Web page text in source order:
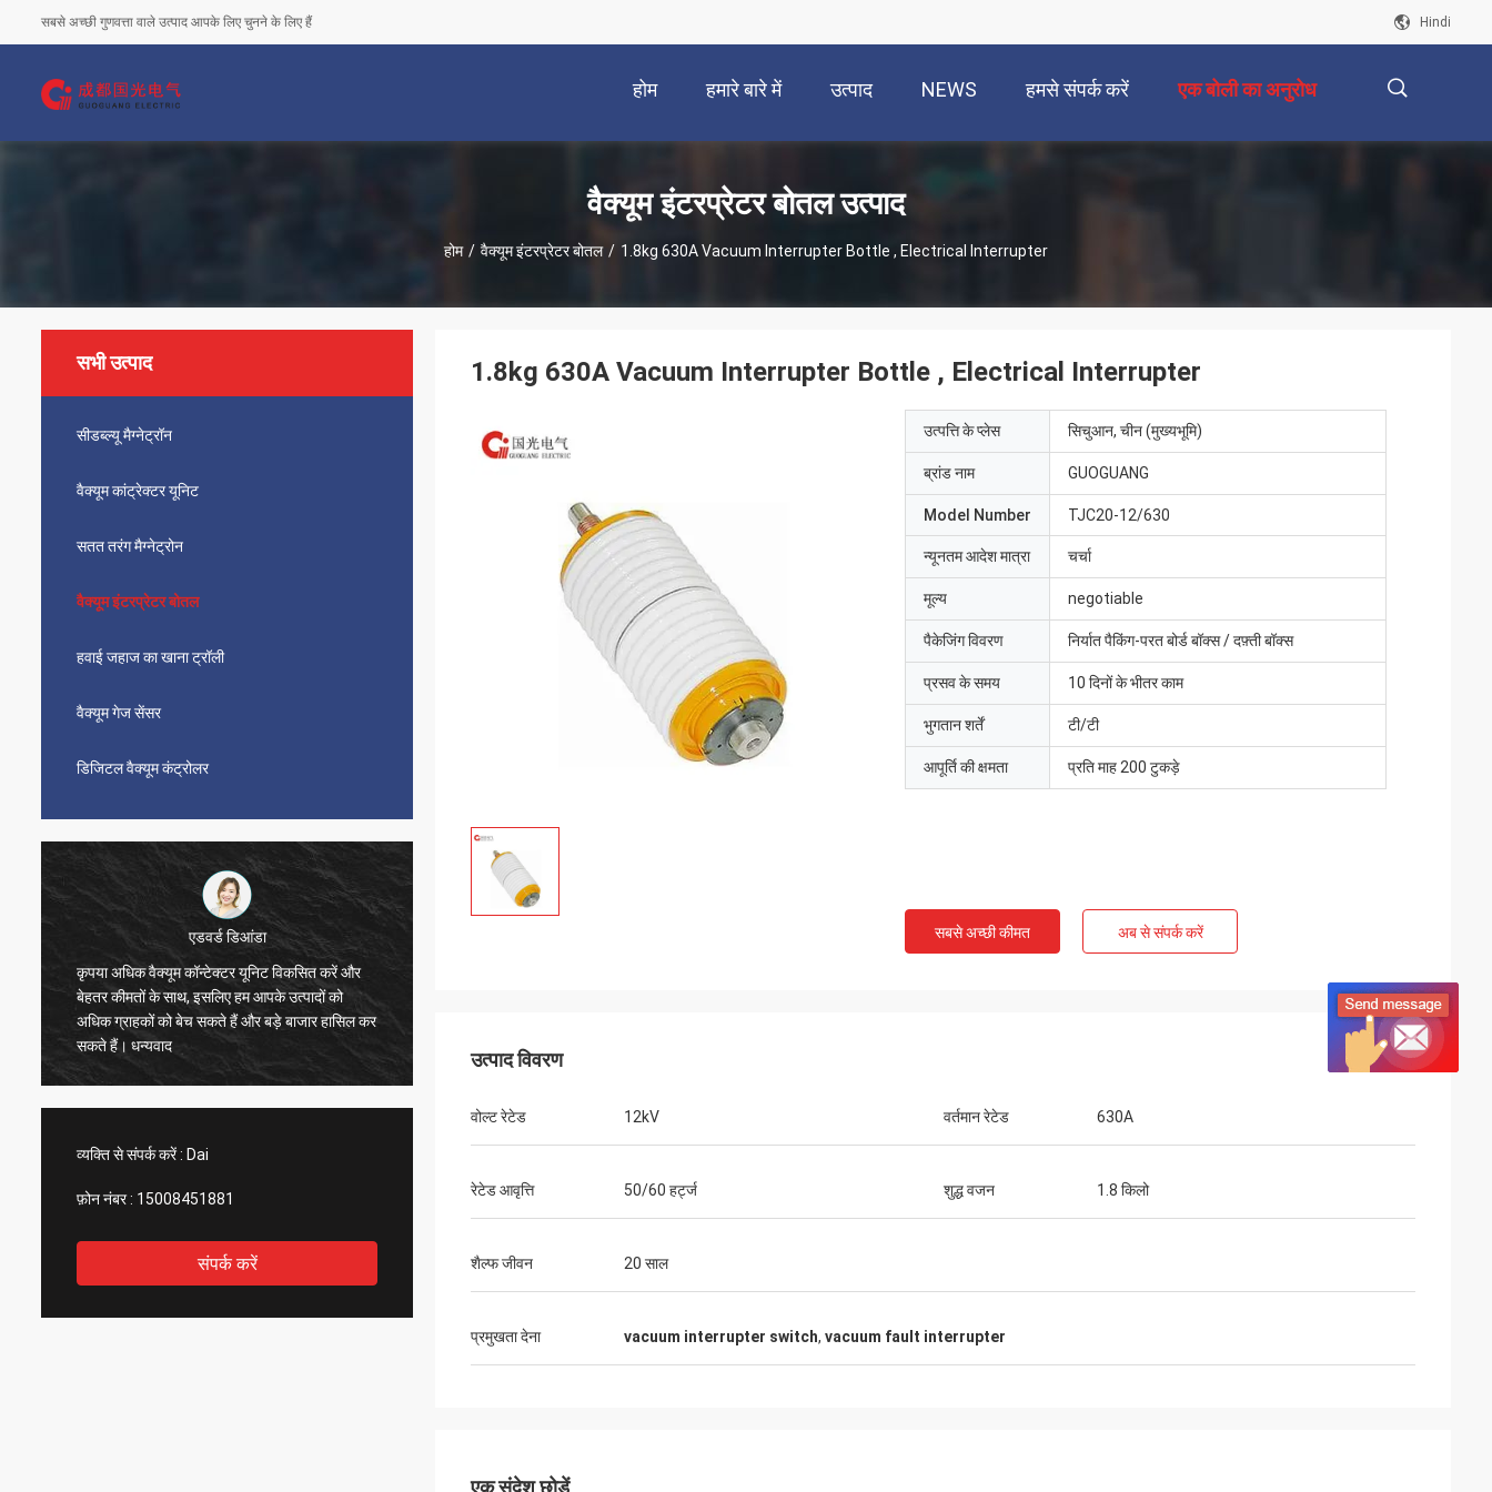
सबसे अच्छी गुणवत्ता वाले उत्पाद आपके लिए चुनने के लिए हैं Hindi
होम हमारे बारे में उत्पाद NEWS हमसे संपर्क करें एक बोली का अनुरोध
वैक्यूम इंटरप्रेटर बोतल उत्पाद
होम / वैक्यूम इंटरप्रेटर बोतल / 1.8kg 630A Vacuum Interrupter Bottle , Electrical Interrupter
सभी उत्पाद
सीडब्ल्यू मैग्नेट्रॉन
वैक्यूम कांट्रेक्टर यूनिट
सतत तरंग मैग्नेट्रोन
वैक्यूम इंटरप्रेटर बोतल
हवाई जहाज का खाना ट्रॉली
वैक्यूम गेज सेंसर
डिजिटल वैक्यूम कंट्रोलर
एडवर्ड डिआंडा
कृपया अधिक वैक्यूम कॉन्टेक्टर यूनिट विकसित करें और
बेहतर कीमतों के साथ, इसलिए हम आपके उत्पादों को
अधिक ग्राहकों को बेच सकते हैं और बड़े बाजार हासिल कर
सकते हैं। धन्यवाद
व्यक्ति से संपर्क करें : Dai
फ़ोन नंबर : 15008451881
संपर्क करें
1.8kg 630A Vacuum Interrupter Bottle , Electrical Interrupter
उत्पत्ति के प्लेस सिचुआन, चीन (मुख्यभूमि)
ब्रांड नाम GUOGUANG
Model Number TJC20-12/630
न्यूनतम आदेश मात्रा चर्चा
मूल्य negotiable
पैकेजिंग विवरण निर्यात पैकिंग-परत बोर्ड बॉक्स / दफ़्ती बॉक्स
प्रसव के समय 10 दिनों के भीतर काम
भुगतान शर्तें टी/टी
आपूर्ति की क्षमता प्रति माह 200 टुकड़े
सबसे अच्छी कीमत अब से संपर्क करें
उत्पाद विवरण
वोल्ट रेटेड 12kV वर्तमान रेटेड 630A
रेटेड आवृत्ति 50/60 हर्ट्ज शुद्ध वजन 1.8 किलो
शैल्फ जीवन 20 साल
प्रमुखता देना vacuum interrupter switch, vacuum fault interrupter
एक संदेश छोड़ें